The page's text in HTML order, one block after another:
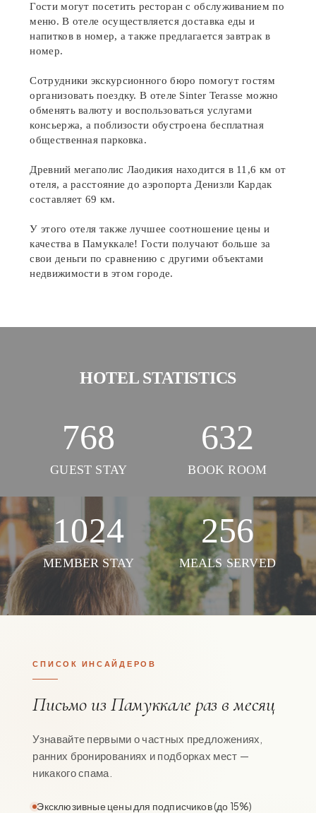
Гости могут посетить ресторан с обслуживанием по
меню. В отеле осуществляется доставка еды и
напитков в номер, а также предлагается завтрак в
номер.
Сотрудники экскурсионного бюро помогут гостям
организовать поездку. В отеле Sinter Terasse можно
обменять валюту и воспользоваться услугами
консьержа, а поблизости обустроена бесплатная
общественная парковка.
Древний мегаполис Лаодикия находится в 11,6 км от
отеля, а расстояние до аэропорта Денизли Кардак
составляет 69 км.
У этого отеля также лучшее соотношение цены и
качества в Памуккале! Гости получают больше за
свои деньги по сравнению с другими объектами
недвижимости в этом городе.
HOTEL STATISTICS
768
GUEST STAY
632
BOOK ROOM
1024
MEMBER STAY
256
MEALS SERVED
СПИСОК ИНСАЙДЕРОВ
Письмо из Памуккале раз в месяц
Узнавайте первыми о частных предложениях,
ранних бронированиях и подборках мест —
никакого спама.
Эксклюзивные цены для подписчиков (до 15%)